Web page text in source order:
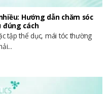
Hướng dẫn chăm sóc
đúng cách
tập thể dục, mái tóc thường